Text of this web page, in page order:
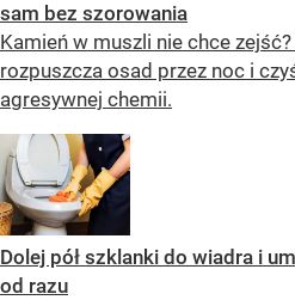
sam bez szorowania
Kamień w muszli nie chce
rozpuszcza osad przez noc i
agresywnej chemii.
Dolej pół szklanki do wiadra i
od razu